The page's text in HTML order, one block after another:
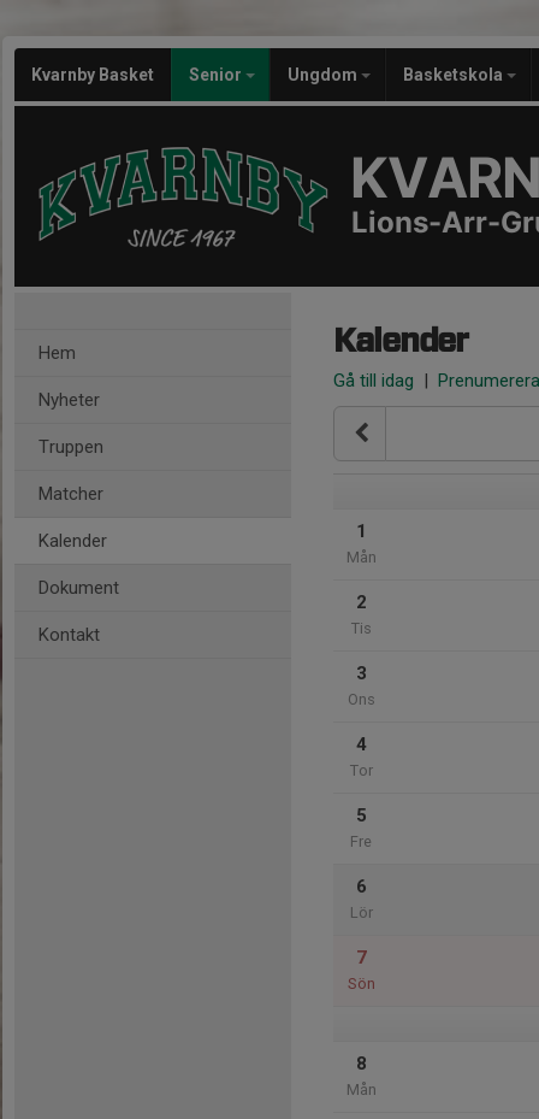
Kvarnby Basket Senior Ungdom Basketskola
Lions-Arr-
Hem
Nyheter
Truppen
Matcher
Kalender
Dokument
Kontakt
Kalender
Gå till idag | Prenumerera
1
Mån
2
Tis
3
Ons
4
Tor
5
Fre
6
Lör
7
Sön
8
Mån